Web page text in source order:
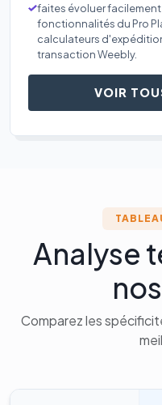
faites évoluer
fonctionnalités du Pro
calculateurs
transaction Weebly.
VOIR
Analyse
Comparez les